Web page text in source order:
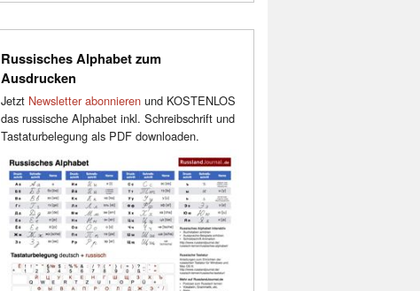
Russisches Alphabet zum
Ausdrucken
Jetzt Newsletter abonnierenund KOSTENLOS
das russische Alphabet inkl. Schreibschrift und
Tastaturbelegung als PDF downloaden.